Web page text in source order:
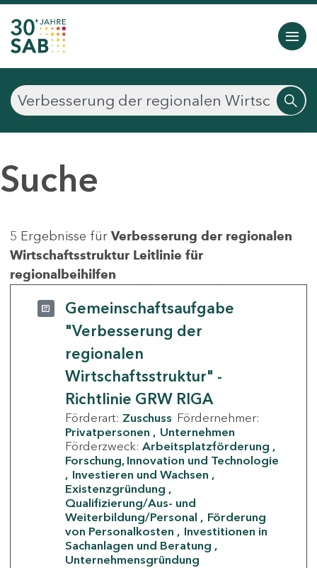
Suche
5 Ergebnisse für Verbesserung der regionalen
Wirtschaftsstruktur Leitlinie für
regionalbeihilfen
Gemeinschaftsaufgabe
"Verbesserung der
regionalen
Wirtschaftsstruktur" -
Richtlinie GRW RIGA
Förderart: Zuschuss Fördernehmer:
Privatpersonen
Unternehmen
Förderzweck: Arbeitsplatzförderung
Forschung, Innovation und Technologie
Investieren und Wachsen
Existenzgründung
Qualifizierung/Aus- und
Weiterbildung/Personal
Förderung
von Personalkosten
Investitionen in
Sachanlagen und Beratung
Unternehmensgründung